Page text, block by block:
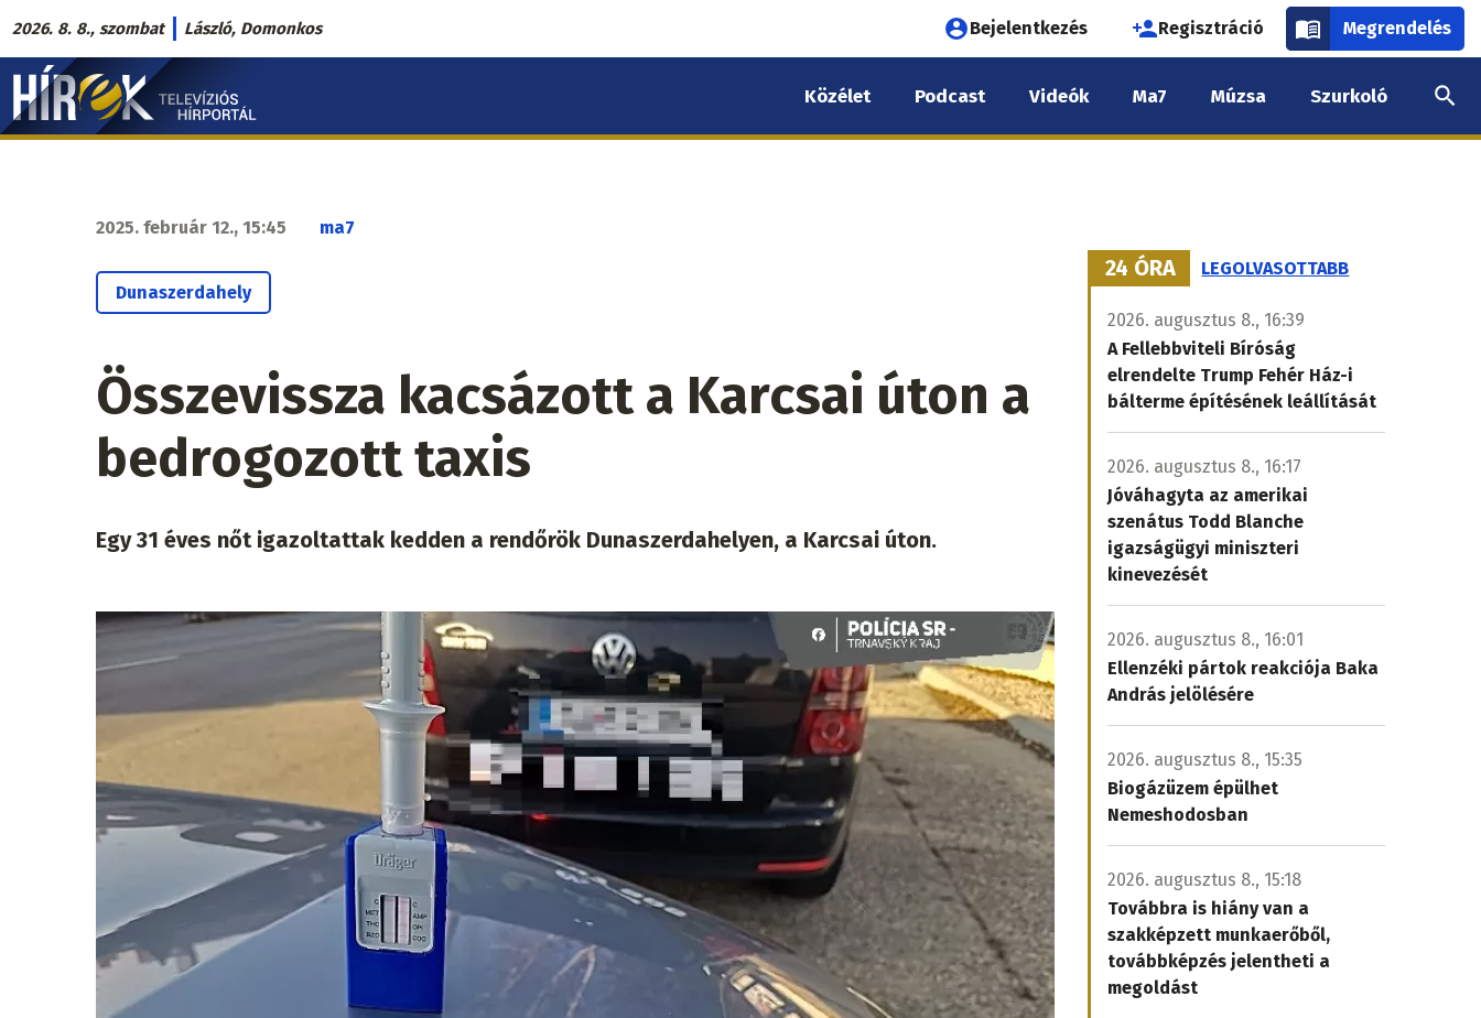
Ugrás
a
tartalomra
2026. 8. 8., szombat László, Domonkos
Felhasználói
fiók
menüje
Bejelentkezés Regisztráció Megrendelés
Hírek.sk
fő
Közélet Podcast Videók Ma7 Múzsa Szurkoló
2025. február 12., 15:45 ma7
Dunaszerdahely
Összevissza kacsázott a Karcsai úton a
bedrogozott taxis
Egy 31 éves nőt igazoltattak kedden a rendőrök Dunaszerdahelyen, a Karcsai úton.
24 ÓRA LEGOLVASOTTABB
2026. augusztus 8., 16:39
A Fellebbviteli Bíróság
elrendelte Trump Fehér Ház-i
bálterme építésének leállítását
2026. augusztus 8., 16:17
Jóváhagyta az amerikai
szenátus Todd Blanche
igazságügyi miniszteri
kinevezését
2026. augusztus 8., 16:01
Ellenzéki pártok reakciója Baka
András jelölésére
2026. augusztus 8., 15:35
Biogázüzem épülhet
Nemeshodosban
2026. augusztus 8., 15:18
Továbbra is hiány van a
szakképzett munkaerőből,
továbbképzés jelentheti a
megoldást